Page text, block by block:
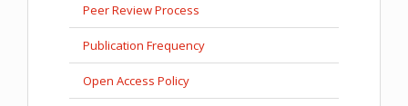
Peer Review Process
Publication Frequency
Open Access Policy